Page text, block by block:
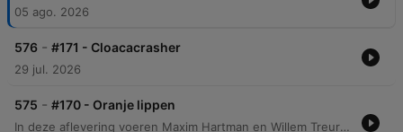
05 ago. 2026
576 - #171 - Cloacacrasher
29 jul. 2026
575 - #170 - Oranje lippen
In deze aflevering voeren Maxim Hartman en Willem Treur een chaotische discussie over uiteenlopende onderwerpen, variërend van persoonlijke verzorging en absurde methoden om van een bril af te komen tot de recente visuele verschijning van Madonna. De gesprekken raken ook aan controversiële thema's zoals de seksualisering van vrouwelijke atleten in sportuitzendingen en de impact van bezuinigingen op de Nederlandse cultuursector. Daarnaast bespreken de presentatoren diverse maatschappelijke en wetenschappelijke fenomenen, waaronder de toename van meldingen over verwarde mensen in Nederland, een bizar nieuwsfeit over een python in een bh, en de ontdekking van een nieuwe apensoort in Congo. De aflevering sluit af met innovaties zoals een zonne-energie ambulance ontwikkeld door de TU Eindhoven.